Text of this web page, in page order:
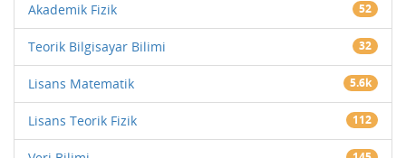
Akademik Fizik 52
Teorik Bilgisayar Bilimi 32
Lisans Matematik 5.6k
Lisans Teorik Fizik 112